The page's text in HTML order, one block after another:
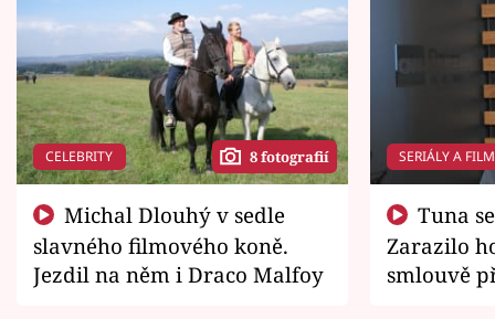
CELEBRITY 8 fotografií
slavného filmového koně.
Jezdil na něm i Draco Malfoy
SERIÁLY A
Zarazilo
smlouvě